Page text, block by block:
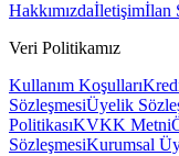
Hakkımızdaİletişimİlan
Veri Politikamız
Kullanım Koşulları
SözleşmesiÜyelik
PolitikasıKVKK Metni
SözleşmesiKurumsal